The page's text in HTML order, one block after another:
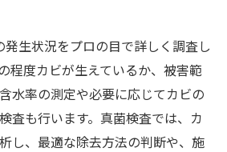
発生状況をプロの目で詳しく調査し
程度カビが生えているか、被害範
水率の測定や必要に応じてカビの
査も行います。真菌検査では、カ
し、最適な除去方法の判断や、施